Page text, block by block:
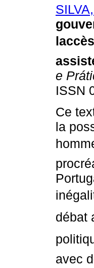
e
ISSN
Ce
la
débat
avec